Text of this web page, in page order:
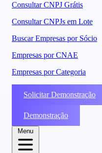
Consultar CNPJ Grátis
Consultar CNPJs em Lote
Buscar Empresas por Sócio
Empresas por CNAE
Empresas por Categoria
Solicitar Demonstração
Demonstração
Menu